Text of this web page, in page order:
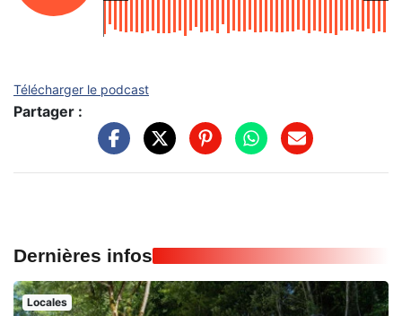
Télécharger le podcast
Partager :
Dernières infos
Locales